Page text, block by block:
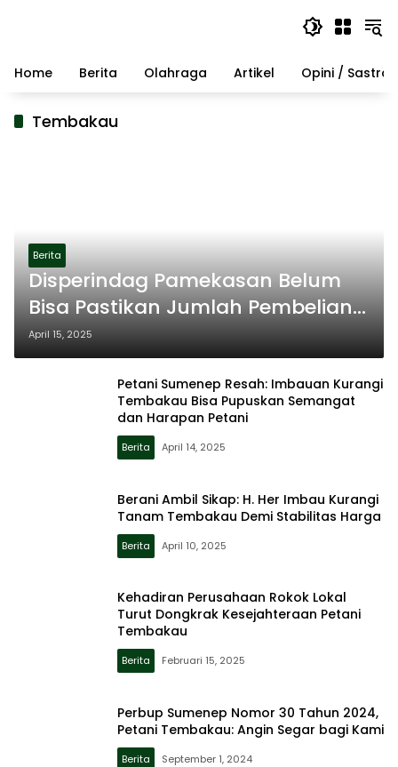
Home
Berita Olahraga Artikel Opini / Sastra
Tembakau
Berita
Disperindag Pamekasan Belum
Bisa Pastikan Jumlah Pembelian
Tembakau Musim Ini, Masih
Tunggu Kepastian dari Pabrikan
April 15, 2025
Petani Sumenep Resah: Imbauan Kurangi
Tembakau Bisa Pupuskan Semangat
dan Harapan Petani
Berita April 14, 2025
Berani Ambil Sikap: H. Her Imbau Kurangi
Tanam Tembakau Demi Stabilitas Harga
Berita April 10, 2025
Kehadiran Perusahaan Rokok Lokal
Turut Dongkrak Kesejahteraan Petani
Tembakau
Berita Februari 15, 2025
Perbup Sumenep Nomor 30 Tahun 2024,
Petani Tembakau: Angin Segar bagi Kami
Berita September 1, 2024